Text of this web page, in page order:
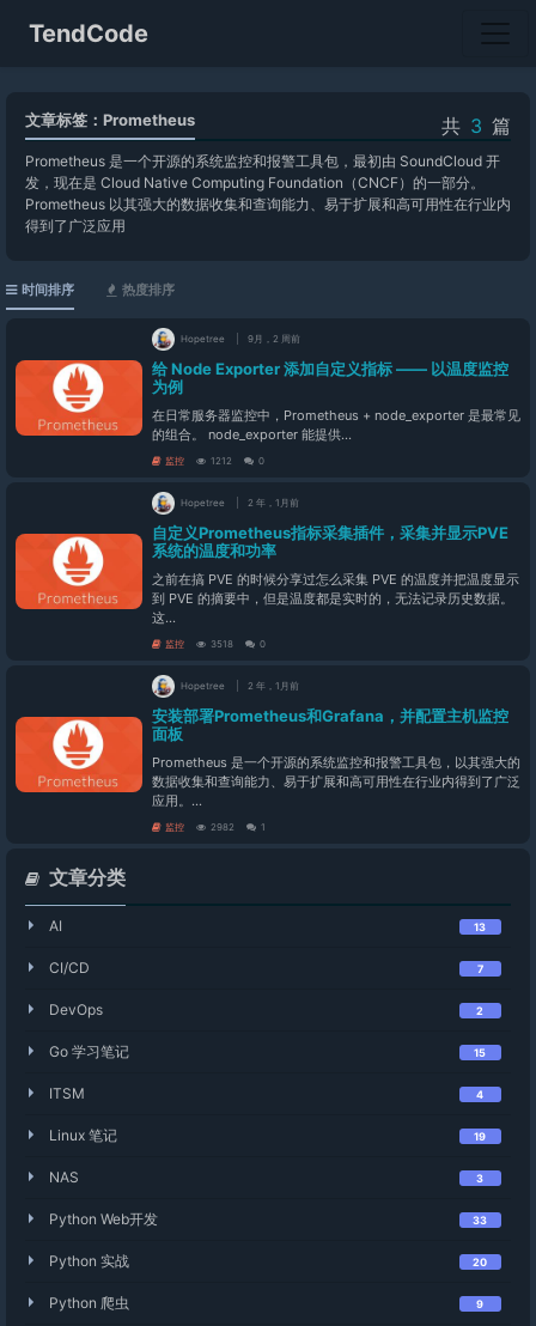
TendCode
共 3 篇
文章标签：Prometheus
Prometheus 是一个开源的系统监控和报警工具包，最初由 SoundCloud 开
发，现在是 Cloud Native Computing Foundation（CNCF）的一部分。
Prometheus 以其强大的数据收集和查询能力、易于扩展和高可用性在行业内
得到了广泛应用
时间排序 热度排序
Hopetree 9月，2 周前
给 Node Exporter 添加自定义指标 —— 以温度监控
为例
在日常服务器监控中，Prometheus + node_exporter 是最常见
的组合。 node_exporter 能提供...
监控 1212 0
Hopetree 2 年，1月前
自定义Prometheus指标采集插件，采集并显示PVE
系统的温度和功率
之前在搞 PVE 的时候分享过怎么采集 PVE 的温度并把温度显示
到 PVE 的摘要中，但是温度都是实时的，无法记录历史数据。
这...
监控 3518 0
Hopetree 2 年，1月前
安装部署Prometheus和Grafana，并配置主机监控
面板
Prometheus 是一个开源的系统监控和报警工具包，以其强大的
数据收集和查询能力、易于扩展和高可用性在行业内得到了广泛
应用。...
监控 2982 1
文章分类
AI 13
CI/CD 7
DevOps 2
Go 学习笔记 15
ITSM 4
Linux 笔记 19
NAS 3
Python Web开发 33
Python 实战 20
Python 爬虫 9